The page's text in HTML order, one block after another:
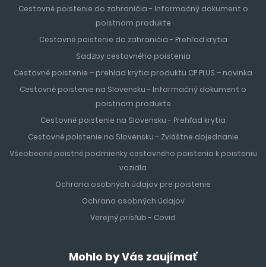
Cestovné poistenie do zahraničia - Informačný dokument o
poistnom produkte
Cestovné poistenie do zahraničia - Prehľad krytia
Sadzby cestovného poistenia
Cestovné poistenie – prehlad krytia produktu CP PLUS – novinka
Cestovné poistenie na Slovensku - Informačný dokument o
poistnom produkte
Cestovné poistenie na Slovensku - Prehľad krytia
Cestovné poistenie na Slovensku - Zvláštne dojednanie
Všeobecné poistné podmienky cestovného poistenia k poisteniu
vozidla
Ochrana osobných údajov pre poistenie
Ochrana osobných údajov
Verejný prísľub - Covid
Mohlo by Vás zaujímať